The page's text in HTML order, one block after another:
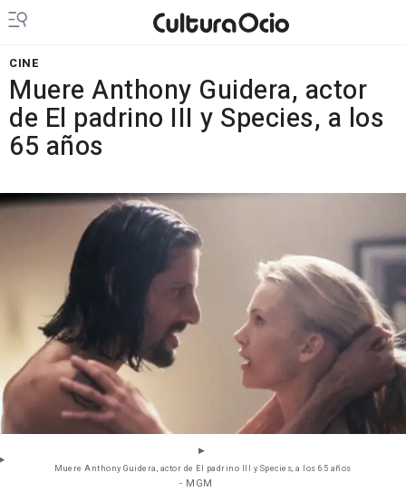
CINE
Muere Anthony Guidera, actor
de El padrino III y Species, a los
65 años
Muere Anthony Guidera, actor de El padrino III y Species, a los 65 años
- MGM